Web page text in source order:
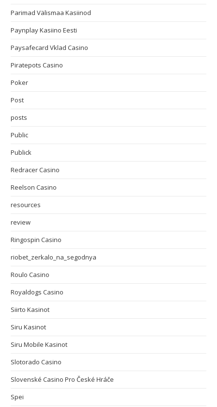
Parimad Välismaa Kasiinod
Paynplay Kasiino Eesti
Paysafecard Vklad Casino
Piratepots Casino
Poker
Post
posts
Public
Publick
Redracer Casino
Reelson Casino
resources
review
Ringospin Casino
riobet_zerkalo_na_segodnya
Roulo Casino
Royaldogs Casino
Siirto Kasinot
Siru Kasinot
Siru Mobile Kasinot
Slotorado Casino
Slovenské Casino Pro České Hráče
Spei